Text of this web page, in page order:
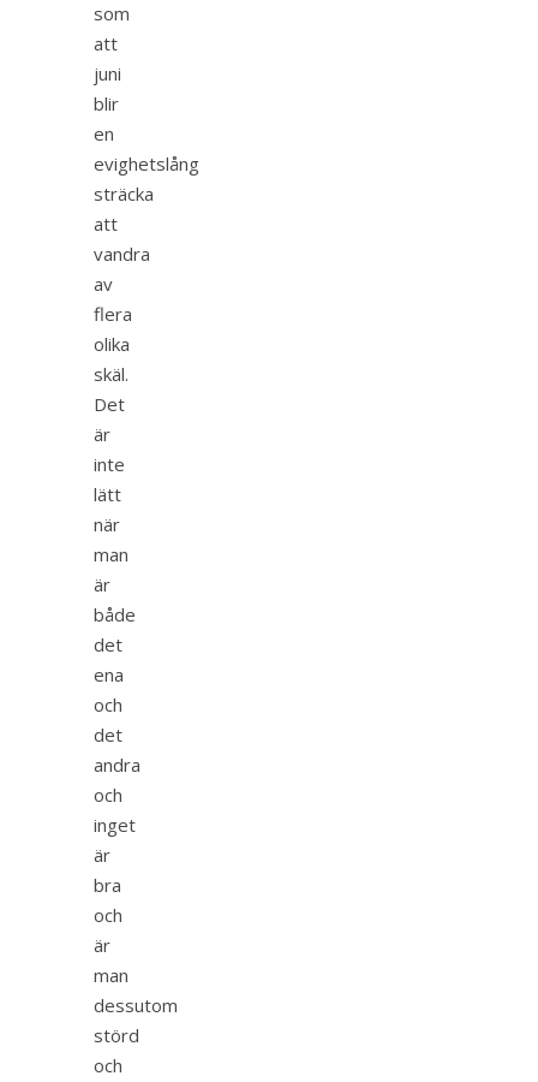
som
att
juni
blir
en
evighetslång
sträcka
att
vandra
av
flera
olika
skäl.
Det
är
inte
lätt
när
man
är
både
det
ena
och
det
andra
och
inget
är
bra
och
är
man
dessutom
störd
och